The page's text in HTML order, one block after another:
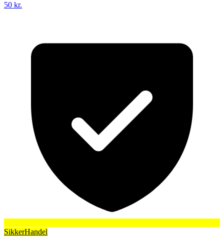
50 kr.
SikkerHandel